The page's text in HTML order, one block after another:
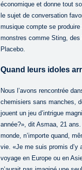
économique et donne tout
le sujet de conversation
musique compte se
monstres comme Sting,
Placebo.
Quand leurs idoles
Nous l’avons rencontrée
chemisiers sans manches,
jouent un jeu d’intrigue
année?», dit Asmaa, 21
monde, n’importe quand,
vie. «Je me suis promis d’y
voyage en Europe ou en